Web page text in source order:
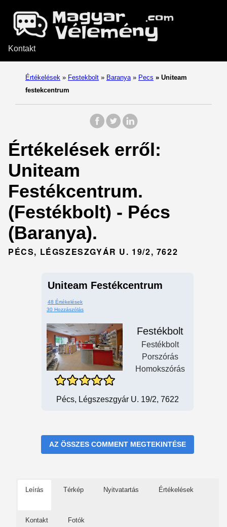
Kontakt
Értékelések » Festekbolt » Baranya » Pecs » Uniteam
festekcentrum
Értékelések erről:
Uniteam
Festékcentrum.
(Festékbolt) - Pécs
(Baranya).
PÉCS, LÉGSZESZGYÁR U. 19/2, 7622
Uniteam Festékcentrum
48 Értékelések
30 Hozzászólás
Festékbolt
Festékbolt
Porszórás
Homokszórás
Pécs, Légszeszgyár U. 19/2, 7622
AZ ÖSSZES COMMENT MEGTEKINTÉSE
Leírás Térkép Nyitvatartás Értékelések
Kontakt Fotók